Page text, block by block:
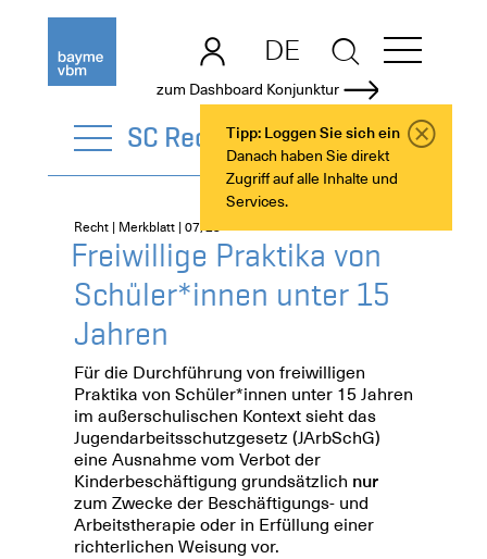
zum Dashboard Konjunktur
Tipp: Loggen Sie sich ein
Danach haben Sie direkt
Zugriff auf alle Inhalte und
Services.
DE
EN
SC Recht
Recht | Merkblatt | 07/23
Freiwillige Praktika von
Schüler*innen unter 15
Jahren
Für die Durchführung von freiwilligen
Praktika von Schüler*innen unter 15 Jahren
im außerschulischen Kontext sieht das
Jugendarbeitsschutzgesetz (JArbSchG)
eine Ausnahme vom Verbot der
Kinderbeschäftigung grundsätzlich nur
zum Zwecke der Beschäftigungs- und
Arbeitstherapie oder in Erfüllung einer
richterlichen Weisung vor.